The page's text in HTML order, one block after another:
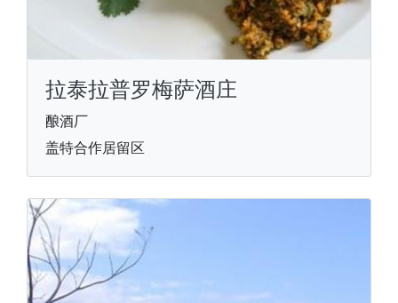
拉泰拉普罗梅萨酒庄
酿酒厂
盖特合作居留区